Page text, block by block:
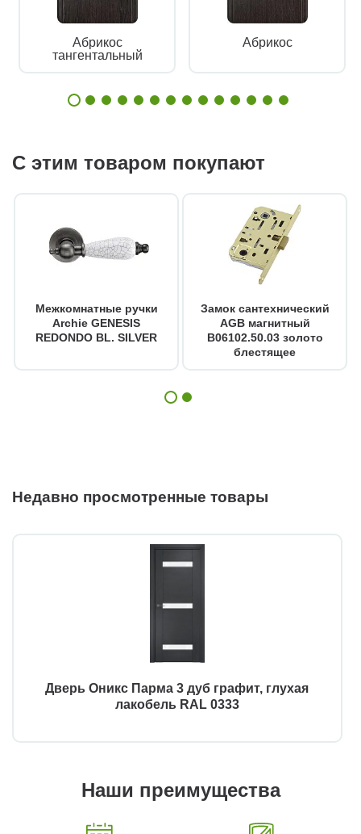
Абрикос
тангентальный
Абрикос
С этим товаром покупают
Межкомнатные ручки
Archie GENESIS
REDONDO BL. SILVER
Замок сантехнический
AGB магнитный
B06102.50.03 золото
блестящее
Недавно просмотренные товары
Дверь Оникс Парма 3 дуб графит, глухая
лакобель RAL 0333
Наши преимущества